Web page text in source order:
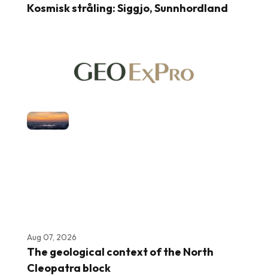
Kosmisk stråling: Siggjo, Sunnhordland
Aug 07, 2026
The geological context of the North
Cleopatra block